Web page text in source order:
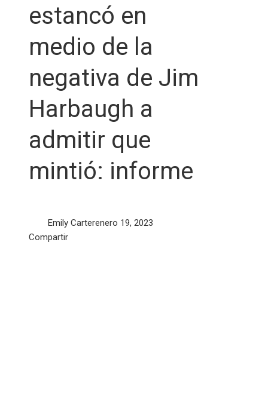
estancó en
medio de la
negativa de Jim
Harbaugh a
admitir que
mintió: informe
Emily Carterenero 19, 2023
Facebook
Twitter
LinkedIn
Pinterest
Stumbleupon
Email
Compartir